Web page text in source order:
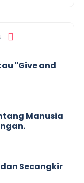
"Give and
Manusia
Secangkir